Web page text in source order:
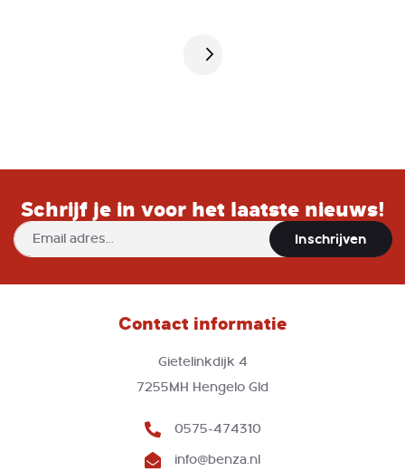
Schrijf je in voor het laatste nieuws!
Abonneer
u
onze
Inschrijven
Contact informatie
Gietelinkdijk 4
7255MH Hengelo Gld
0575-474310
info@benza.nl